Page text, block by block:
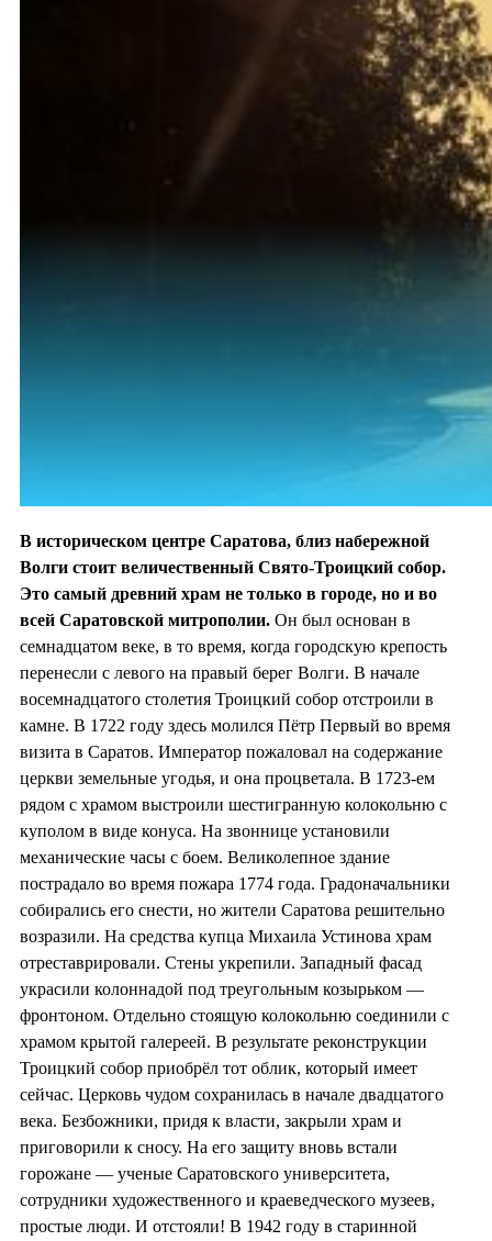
В историческом центре Саратова, близ набережной
Волги стоит величественный Свято-Троицкий собор.
Это самый древний храм не только в городе, но и во
всей Саратовской митрополии. Он был основан в
семнадцатом веке, в то время, когда городскую крепость
перенесли с левого на правый берег Волги. В начале
восемнадцатого столетия Троицкий собор отстроили в
камне. В 1722 году здесь молился Пётр Первый во время
визита в Саратов. Император пожаловал на содержание
церкви земельные угодья, и она процветала. В 1723-ем
рядом с храмом выстроили шестигранную колокольню с
куполом в виде конуса. На звоннице установили
механические часы с боем. Великолепное здание
пострадало во время пожара 1774 года. Градоначальники
собирались его снести, но жители Саратова решительно
возразили. На средства купца Михаила Устинова храм
отреставрировали. Стены укрепили. Западный фасад
украсили колоннадой под треугольным козырьком —
фронтоном. Отдельно стоящую колокольню соединили с
храмом крытой галереей. В результате реконструкции
Троицкий собор приобрёл тот облик, который имеет
сейчас. Церковь чудом сохранилась в начале двадцатого
века. Безбожники, придя к власти, закрыли храм и
приговорили к сносу. На его защиту вновь встали
горожане — ученые Саратовского университета,
сотрудники художественного и краеведческого музеев,
простые люди. И отстояли! В 1942 году в старинной